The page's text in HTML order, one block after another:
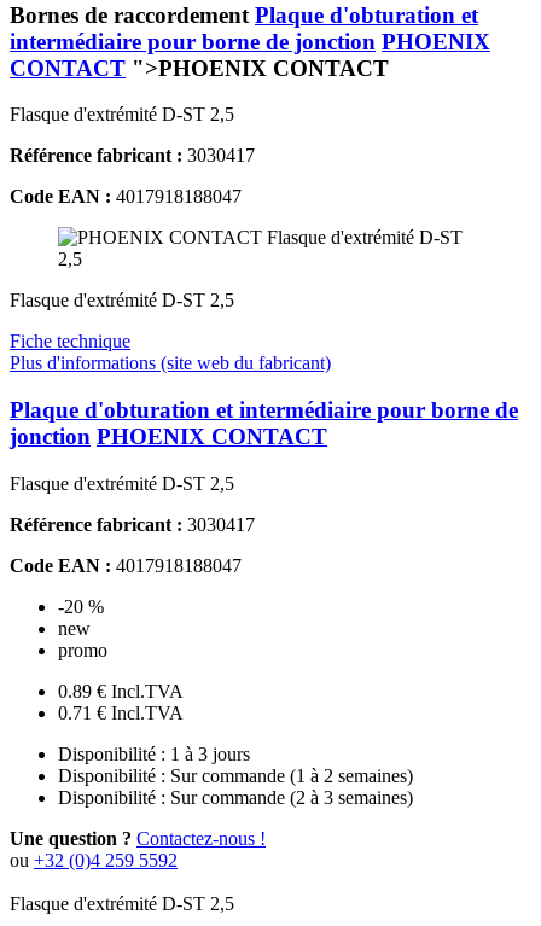
Bornes de raccordement Plaque d'obturation et
intermédiaire pour borne de jonction PHOENIX
CONTACT ">PHOENIX CONTACT
Flasque d'extrémité D-ST 2,5
Référence fabricant : 3030417
Code EAN : 4017918188047
Flasque d'extrémité D-ST 2,5
Fiche technique
Plus d'informations (site web du fabricant)
Plaque d'obturation et intermédiaire pour borne de
jonction PHOENIX CONTACT
Flasque d'extrémité D-ST 2,5
Référence fabricant : 3030417
Code EAN : 4017918188047
-20 %
new
promo
0.89 € Incl.TVA
0.71 € Incl.TVA
Disponibilité : 1 à 3 jours
Disponibilité : Sur commande (1 à 2 semaines)
Disponibilité : Sur commande (2 à 3 semaines)
Une question ? Contactez-nous !
ou +32 (0)4 259 5592
Flasque d'extrémité D-ST 2,5